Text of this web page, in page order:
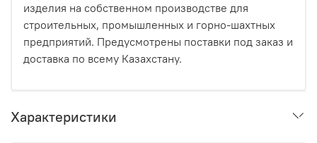
изделия на собственном производстве для
строительных, промышленных и горно-шахтных
предприятий. Предусмотрены поставки под заказ и
доставка по всему Казахстану.
Характеристики